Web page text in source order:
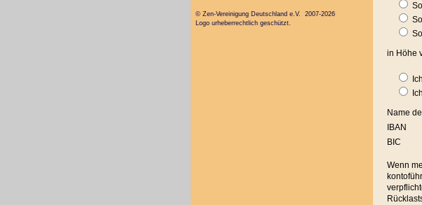
in Höhe
Name
IBAN
BIC
Wenn
© Zen-Vereinigung Deutschland e.V. 2007-2026
Logo urheberrechtlich geschützt.